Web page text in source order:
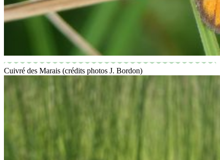
Cuivré des Marais (crédits photos J. Bordon)